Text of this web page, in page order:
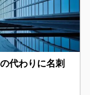
代わりに名刺